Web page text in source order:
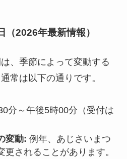
2026年最新情報）
、季節によって変動する
常は以下の通りです。
分～午後5時00分（受付は
変動: 例年、あじさいまつ
更されることがあります。